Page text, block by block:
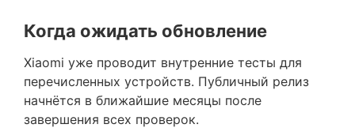
Когда ожидать обновление
Xiaomi уже проводит внутренние тесты для
перечисленных устройств. Публичный релиз
начнётся в ближайшие месяцы после
завершения всех проверок.